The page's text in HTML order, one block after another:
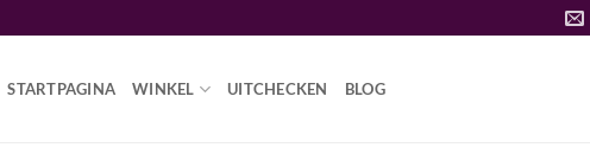
STARTPAGINA WINKEL UITCHECKEN BLOG